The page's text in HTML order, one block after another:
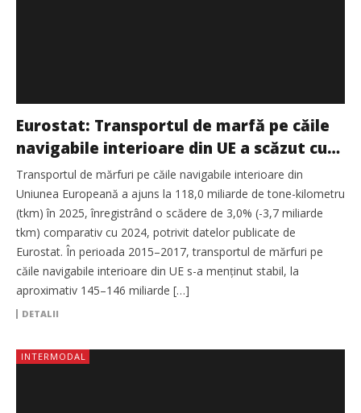
Eurostat: Transportul de marfă pe căile
navigabile interioare din UE a scăzut cu
3% în 2025
Transportul de mărfuri pe căile navigabile interioare din
Uniunea Europeană a ajuns la 118,0 miliarde de tone-kilometru
(tkm) în 2025, înregistrând o scădere de 3,0% (-3,7 miliarde
tkm) comparativ cu 2024, potrivit datelor publicate de
Eurostat. În perioada 2015–2017, transportul de mărfuri pe
căile navigabile interioare din UE s-a menținut stabil, la
aproximativ 145–146 miliarde […]
DETALII
INTERMODAL